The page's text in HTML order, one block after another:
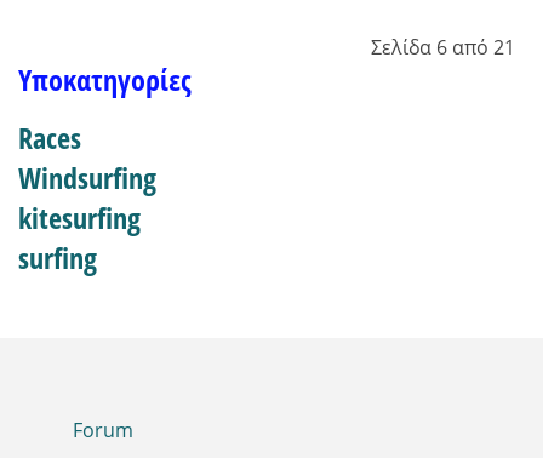
Σελίδα 6 από 21
Υποκατηγορίες
Races
Windsurfing
kitesurfing
surfing
Forum